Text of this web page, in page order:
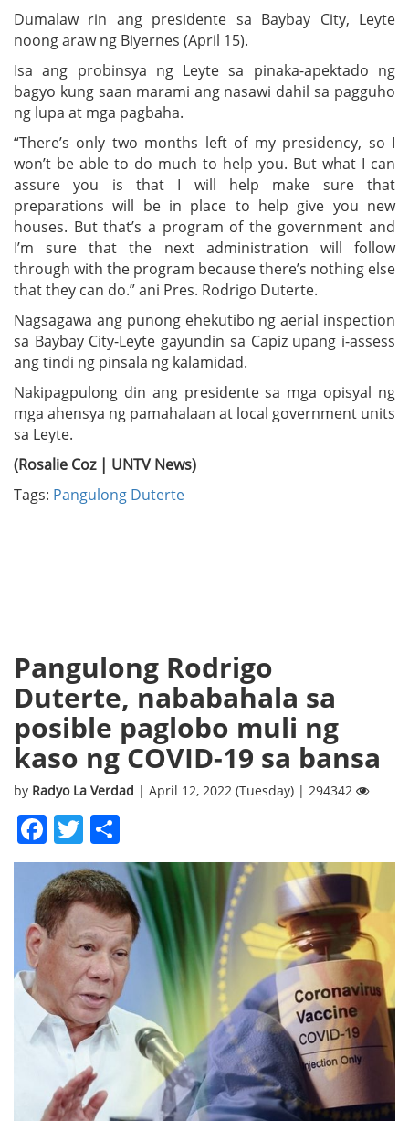
Dumalaw rin ang presidente sa Baybay City, Leyte
noong araw ng Biyernes (April 15).
Isa ang probinsya ng Leyte sa pinaka-apektado ng
bagyo kung saan marami ang nasawi dahil sa pagguho
ng lupa at mga pagbaha.
“There’s only two months left of my presidency, so I
won’t be able to do much to help you. But what I can
assure you is that I will help make sure that
preparations will be in place to help give you new
houses. But that’s a program of the government and
I’m sure that the next administration will follow
through with the program because there’s nothing else
that they can do.” ani Pres. Rodrigo Duterte.
Nagsagawa ang punong ehekutibo ng aerial inspection
sa Baybay City-Leyte gayundin sa Capiz upang i-assess
ang tindi ng pinsala ng kalamidad.
Nakipagpulong din ang presidente sa mga opisyal ng
mga ahensya ng pamahalaan at local government units
sa Leyte.
(Rosalie Coz | UNTV News)
Tags: Pangulong Duterte
Pangulong Rodrigo
Duterte, nababahala sa
posible paglobo muli ng
kaso ng COVID-19 sa bansa
by Radyo La Verdad | April 12, 2022 (Tuesday) | 294342
Facebook
Twitter